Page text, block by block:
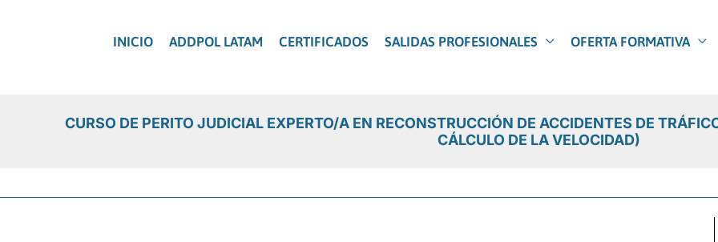
INICIO ADDPOL LATAM CERTIFICADOS SALIDAS PROFESIONALES OFERTA FORMATIVA
CURSO DE PERITO JUDICIAL EXPERTO/A EN RECONSTRUCCIÓN DE ACCIDENTES DE
CÁLCULO DE LA VELOCIDAD)